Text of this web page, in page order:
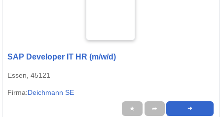
SAP Developer IT HR (m/w/d)
Essen, 45121
Firma:Deichmann SE
★ ➦ ➜